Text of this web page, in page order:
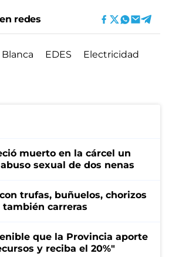
redes
EDES
Electricidad
muerto en la cárcel un
sexual de dos nenas
trufas, buñuelos, chorizos
carreras
que la Provincia aporte
y reciba el 20%"